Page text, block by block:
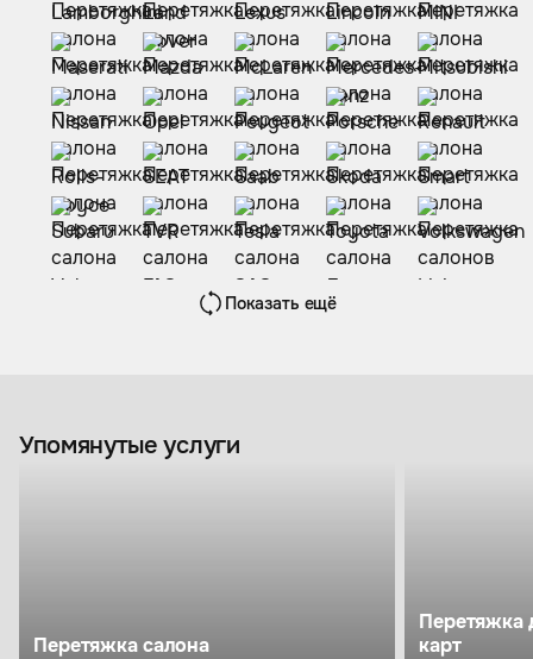
Показать ещё
Упомянутые услуги
Перетяжка салона
Перетяжка
карт